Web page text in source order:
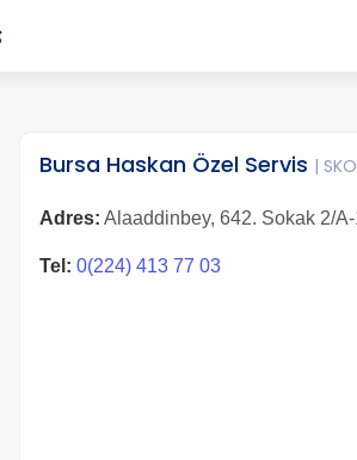
Bursa Haskan Özel Servis |
Adres: Alaaddinbey, 642. Sokak 2/
Tel: 0(224) 413 77 03